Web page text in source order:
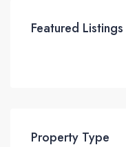
Featured Listings
Property Type